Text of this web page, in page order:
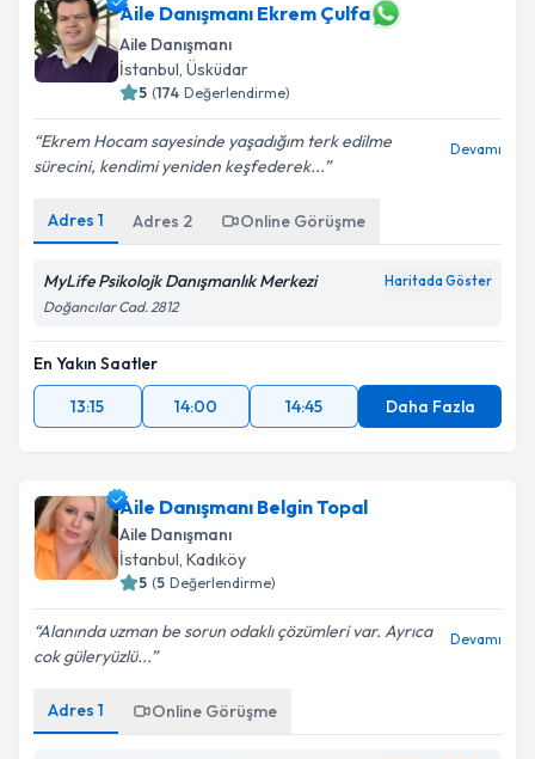
Aile Danışmanı Ekrem Çulfa
Aile Danışmanı
İstanbul, Üsküdar
5 (174 Değerlendirme)
Ekrem Hocam sayesinde yaşadığım terk edilme
sürecini, kendimi yeniden keşfederek...
Devamı
Adres 1 Adres 2 Online Görüşme
MyLife Psikolojk Danışmanlık Merkezi Haritada Göster
Doğancılar Cad. 2812
En Yakın Saatler
13:15
14:00 14:45 Daha Fazla
Aile Danışmanı Belgin Topal
Aile Danışmanı
İstanbul, Kadıköy
5 (5 Değerlendirme)
Alanında uzman be sorun odaklı çözümleri var. Ayrıca
cok güleryüzlü...
Devamı
Adres 1 Online Görüşme